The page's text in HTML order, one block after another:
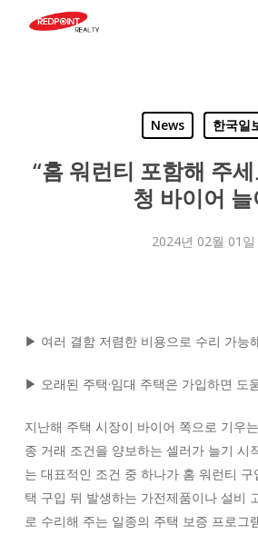
News 한국일
“홈 워런티 포함해 주
청 바이어 늘
2024년 02월 01일
▶ 여러 결함 저렴한 비용으로 수리 가능
▶ 오래된 주택·임대 주택은 가입하면 도
지난해 주택 시장이 바이어 쪽으로 기우
종 거래 조건을 양보하는 셀러가 늘기 시
는 대표적인 조건 중 하나가 홈 워런티
택 구입 뒤 발생하는 가전제품이나 설비
로 수리해 주는 일종의 주택 보증 프로그